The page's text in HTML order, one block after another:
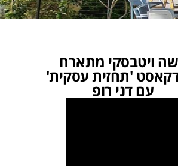
ויטבסקי מתארח
'תחזית עסקית'
עם דני רופ